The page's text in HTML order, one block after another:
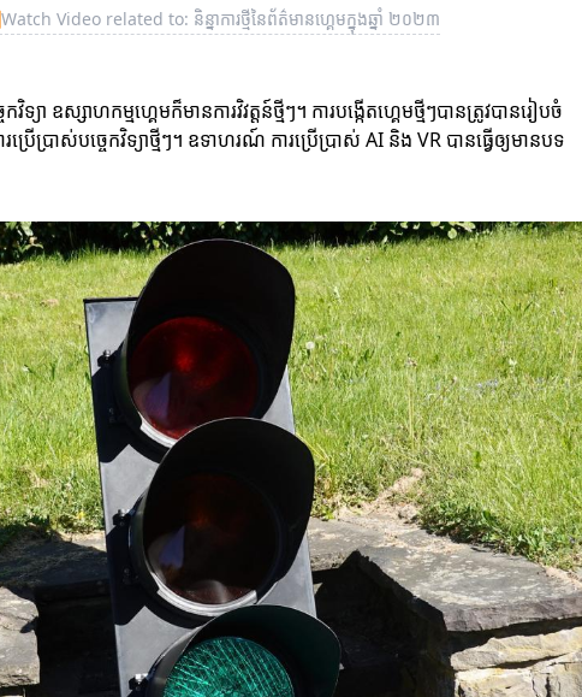
Watch Video related to: និន្នាការថ្មីនៃព័ត៌មានហ្គេមក្នុងឆ្នាំ ២០២៣
យា ឧស្សាហកម្មហ្គេមក៏មានការវិវត្តន៍ថ្មីៗ។ ការបង្កើតហ្គេមថ្មីៗបានត្រូវបានរៀបចំ
រើប្រាស់បច្ចេកវិទ្យាថ្មីៗ។ ឧទាហរណ៍ ការប្រើប្រាស់ AI និង VR បានធ្វើឲ្យមានបទ